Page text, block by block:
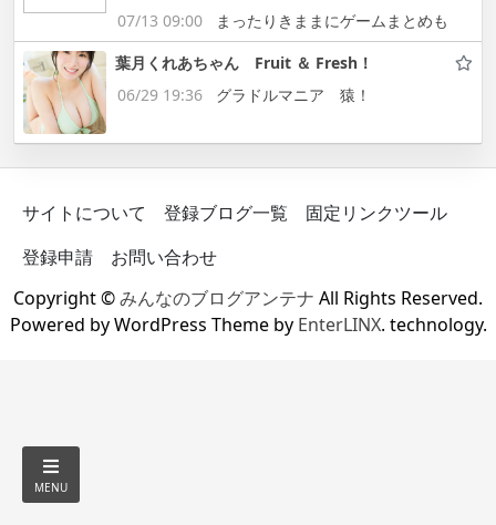
07/13 09:00
まったりきままにゲームまとめも
葉月くれあちゃん Fruit ＆ Fresh！
06/29 19:36
グラドルマニア 猿！
サイトについて 登録ブログ一覧
固定リンクツール
登録申請
お問い合わせ
Copyright ©みんなのブログアンテナ All Rights Reserved.
Powered by WordPress Theme by EnterLINX. technology.
MENU